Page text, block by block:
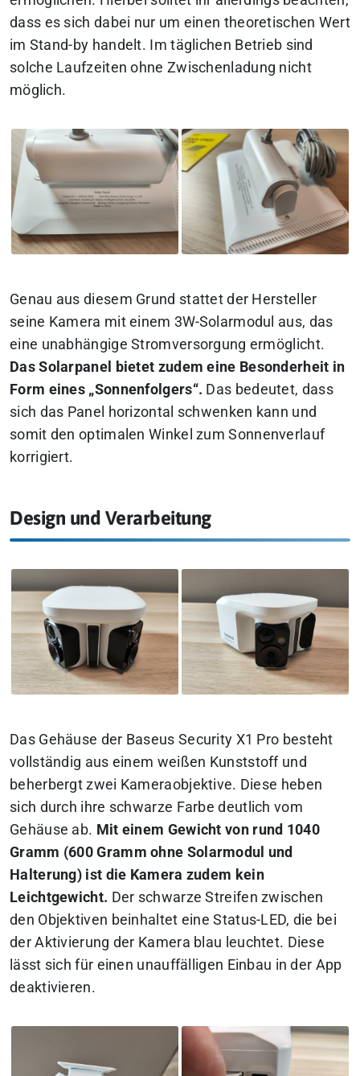
dass es sich dabei nur um einen theoretischen Wert
im Stand-by handelt. Im täglichen Betrieb sind
solche Laufzeiten ohne Zwischenladung nicht
möglich.
Genau aus diesem Grund stattet der Hersteller
seine Kamera mit einem 3W-Solarmodul aus, das
eine unabhängige Stromversorgung ermöglicht.
Das Solarpanel bietet zudem eine Besonderheit in
Form eines „Sonnenfolgers“. Das bedeutet, dass
sich das Panel horizontal schwenken kann und
somit den optimalen Winkel zum Sonnenverlauf
korrigiert.
Design und Verarbeitung
Das Gehäuse der Baseus Security X1 Pro besteht
vollständig aus einem weißen Kunststoff und
beherbergt zwei Kameraobjektive. Diese heben
sich durch ihre schwarze Farbe deutlich vom
Gehäuse ab. Mit einem Gewicht von rund 1040
Gramm (600 Gramm ohne Solarmodul und
Halterung) ist die Kamera zudem kein
Leichtgewicht. Der schwarze Streifen zwischen
den Objektiven beinhaltet eine Status-LED, die bei
der Aktivierung der Kamera blau leuchtet. Diese
lässt sich für einen unauffälligen Einbau in der App
deaktivieren.